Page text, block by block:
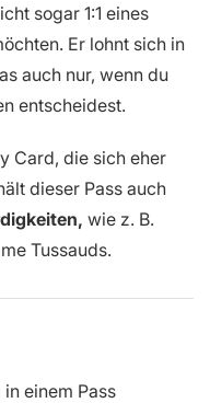
sogar 1:1 eines
Er lohnt sich in
auch nur, wenn du
entscheidest.
Card, die sich eher
dieser Pass auch
wie z. B.
Tussauds.
in einem Pass